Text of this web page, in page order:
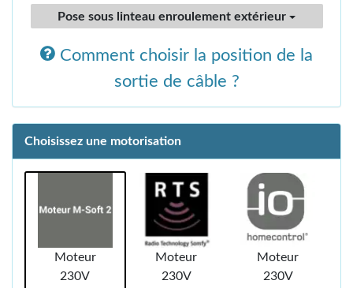
Pose sous linteau enroulement extérieur
Comment choisir la position de la
sortie de câble ?
Choisissez une motorisation
Moteur
230V
Moteur
230V
Moteur
230V